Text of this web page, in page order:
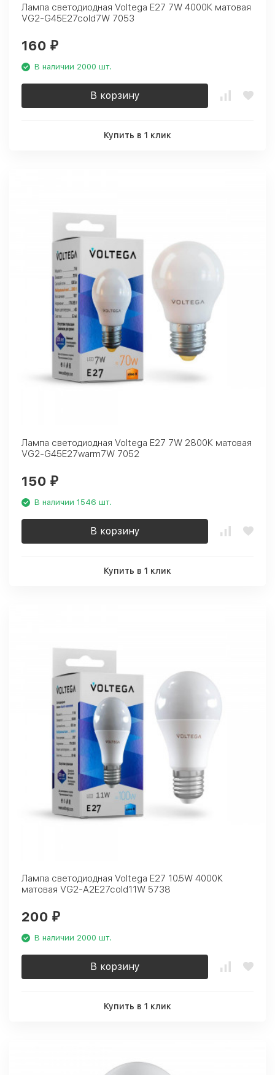
Лампа светодиодная Voltega E27 7W 4000К матовая
VG2-G45E27cold7W 7053
160 ₽
В наличии 2000 шт.
В корзину
Купить в 1 клик
Лампа светодиодная Voltega E27 7W 2800К матовая
VG2-G45E27warm7W 7052
150 ₽
В наличии 1546 шт.
В корзину
Купить в 1 клик
Лампа светодиодная Voltega E27 10.5W 4000К
матовая VG2-A2E27cold11W 5738
200 ₽
В наличии 2000 шт.
В корзину
Купить в 1 клик